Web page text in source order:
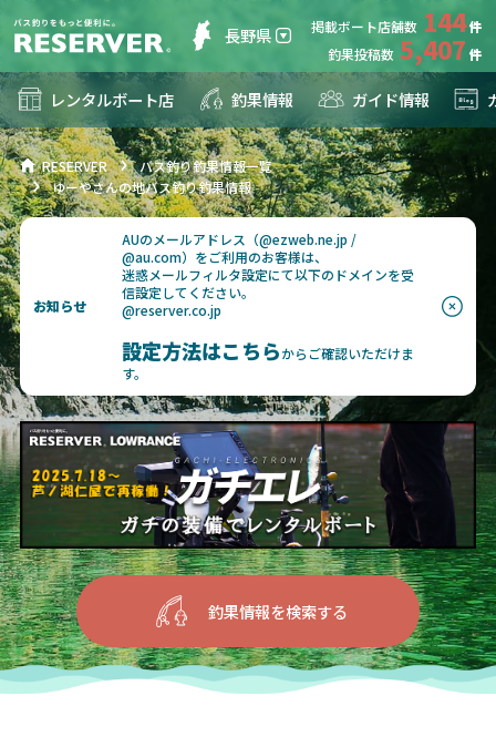
長野県 掲載ボート店舗数 144
釣果投稿数 5,407
レンタルボート店 釣果情報 ガイド情報
RESERVER
バス釣り釣果情報一覧
ゆーやさんの地バス釣り釣果情報
お知らせ
AUのメールアドレス（@ezweb.ne.jp /
@au.com）をご利用のお客様は、
迷惑メールフィルタ設定にて以下のドメインを受
信設定してください。
@reserver.co.jp
設定方法はこちらからご確認いただけま
す。
釣果情報を検索する